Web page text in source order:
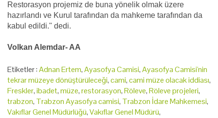
Restorasyon projemiz de buna yönelik olmak üzere
hazırlandı ve Kurul tarafından da mahkeme tarafından da
kabul edildi." dedi.
Volkan Alemdar- AA
Etiketler :Adnan Ertem,Ayasofya Camisi,Ayasofya Camisi'nin
tekrar müzeye dönüştürüleceği,cami,cami müze olacak iddiası,
Freskler,ibadet,müze,restorasyon,Röleve,Röleve projeleri,
trabzon, Trabzon Ayasofya camisi, Trabzon İdare Mahkemesi,
Vakıflar Genel Müdürlüğü,Vakıflar Genel Müdürü,